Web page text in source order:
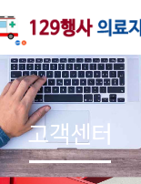
고객센터